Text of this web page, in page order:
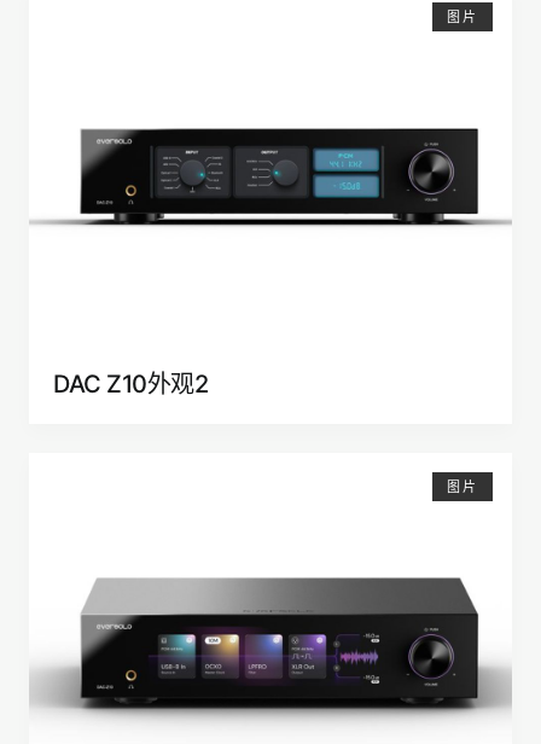
图片
DAC Z10外观2
图片